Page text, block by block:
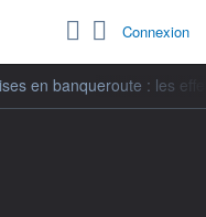
Connexion
en banqueroute : les